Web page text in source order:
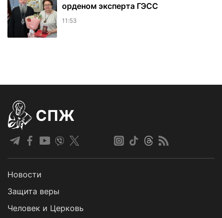
орденом эксперта ГЭСС
11:53
СПЖ
Новости
Защита веры
Человек и Церковь